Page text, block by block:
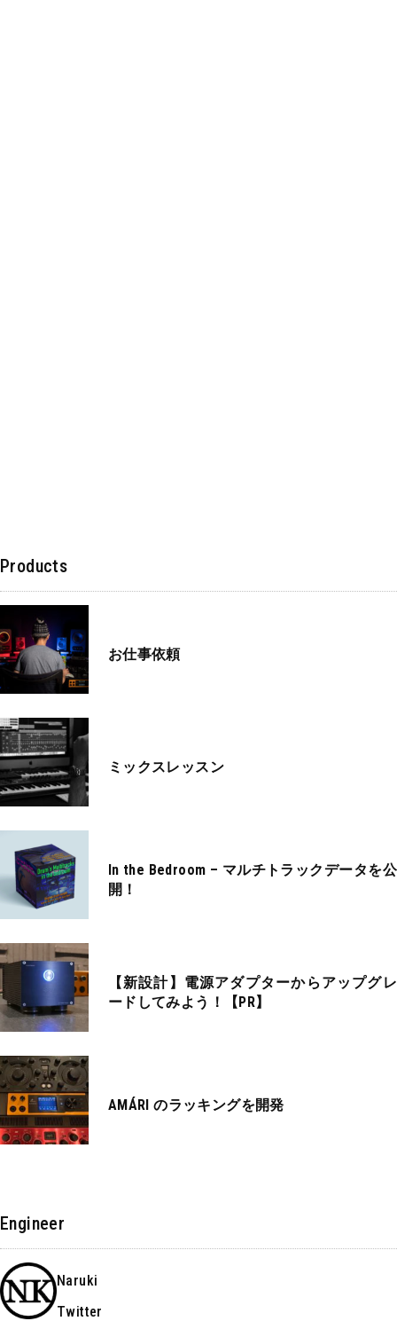
Products
お仕事依頼
ミックスレッスン
In the Bedroom – マルチトラックデータを公
開！
【新設計】電源アダプターからアップグレ
ードしてみよう！【PR】
AMÁRI のラッキングを開発
Engineer
Naruki
Twitter